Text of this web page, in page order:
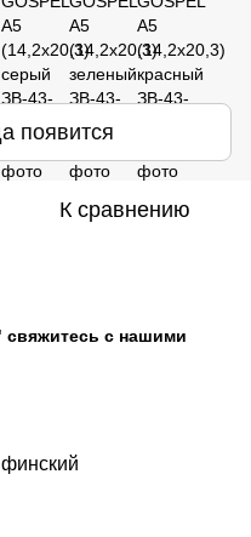
появится
К сравнению
свяжитесь с нашими
финский
168 л.